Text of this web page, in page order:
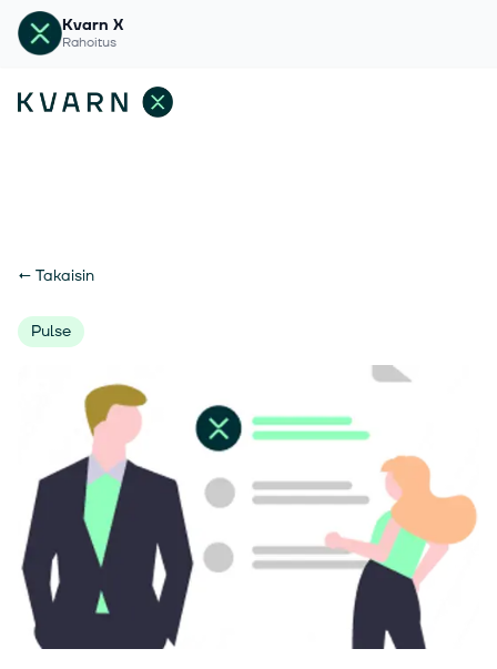
Kvarn X
Rahoitus
← Takaisin
Pulse